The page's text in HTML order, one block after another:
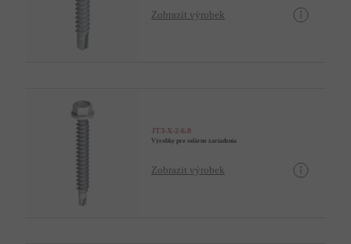
Zobrazit výrobek
JT3-X-2-6.0
Výrobky pre solárne zariadenia
Zobrazit výrobek